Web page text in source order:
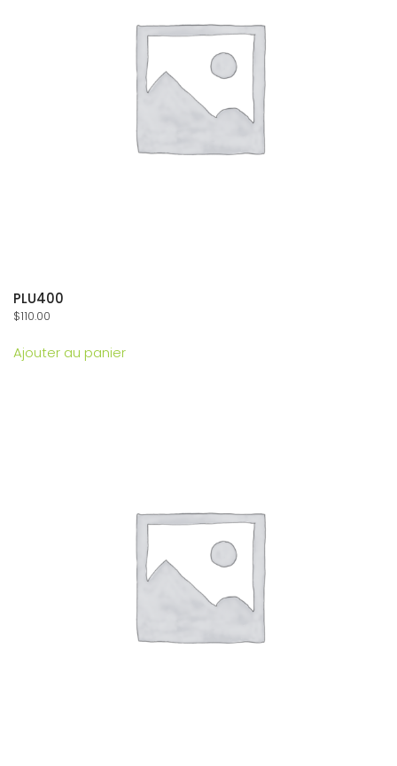
PLU400
$110.00
Ajouter au panier